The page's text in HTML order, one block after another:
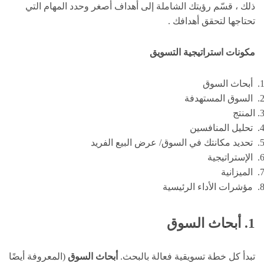
ذلك ، قسّم رؤيتك الشاملة إلى أهداف أصغر وحدد المهام التي
تحتاجها لتحقق أهدافك .
مكونات استراتيجية التسويق
أبحاث السوق
السوق المستهدفة
المنتج
تحليل المنافسين
تحديد مكانتك في السوق/ عرض البيع الفريد
الإستراتيجية
الميزانية
مؤشرات الأداء الرئيسية
1. أبحاث السوق
تبدأ كل خطة تسويقية فعالة بالبحث. أبحاث السوق (المعروفة أيضًا